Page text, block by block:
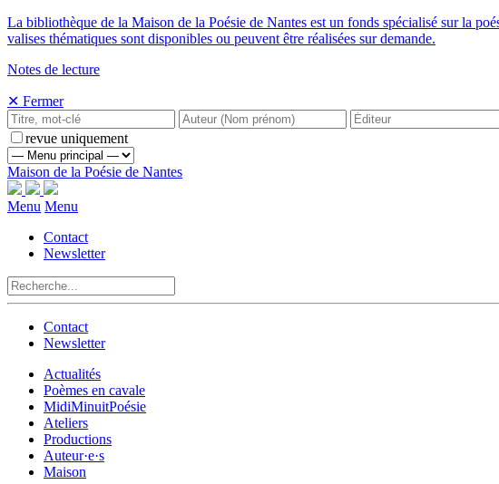
La bibliothèque de la Maison de la Poésie de Nantes est un fonds spécialisé sur la
valises thématiques sont disponibles ou peuvent être réalisées sur demande.
Notes de lecture
✕ Fermer
revue uniquement
Maison de la Poésie de Nantes
Menu Menu
Contact
Newsletter
Contact
Newsletter
Actualités
Poèmes en cavale
MidiMinuitPoésie
Ateliers
Productions
Auteur·e·s
Maison